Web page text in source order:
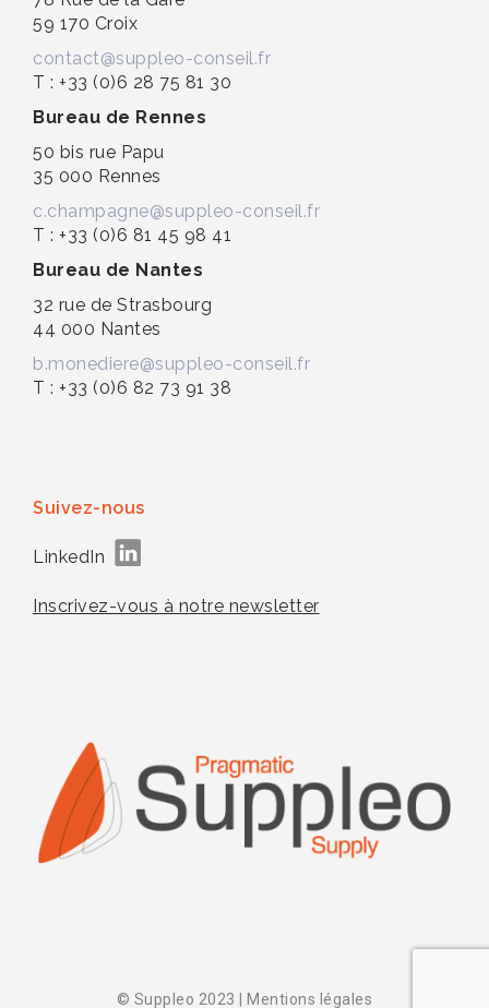
59 170 Croix
contact@suppleo-conseil.fr
T : +33 (0)6 28 75 81 30
Bureau de Rennes
50 bis rue Papu
35 000 Rennes
c.champagne@suppleo-conseil.fr
T : +33 (0)6 81 45 98 41
Bureau de Nantes
32 rue de Strasbourg
44 000 Nantes
b.monediere@suppleo-conseil.fr
T : +33 (0)6 82 73 91 38
Suivez-nous
LinkedIn
Inscrivez-vous à notre newsletter
© Suppleo 2023 Mentions légales